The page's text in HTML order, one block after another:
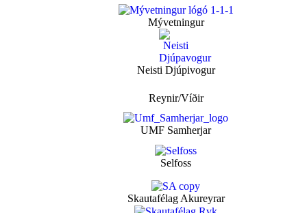
Mývetningur
Neisti Djúpivogur
Reynir/Víðir
UMF Samherjar
Selfoss
Skautafélag Akureyrar